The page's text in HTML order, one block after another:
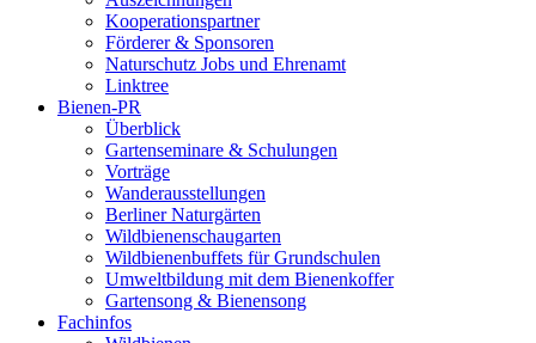
Kooperationspartner
Förderer & Sponsoren
Naturschutz Jobs und Ehrenamt
Linktree
Bienen-PR
Überblick
Gartenseminare & Schulungen
Vorträge
Wanderausstellungen
Berliner Naturgärten
Wildbienenschaugarten
Wildbienenbuffets für Grundschulen
Umweltbildung mit dem Bienenkoffer
Gartensong & Bienensong
Fachinfos